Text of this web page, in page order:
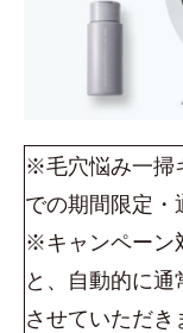
※毛穴悩み一掃
での期間限定・
※キャンペーン
と、自動的に
させていただき